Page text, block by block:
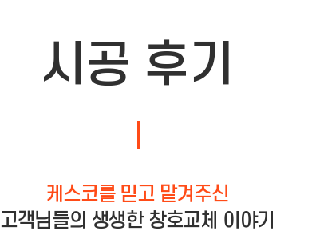
시공 후기
케스코를 믿고 맡겨주신
고객님들의 생생한 창호교체 이야기